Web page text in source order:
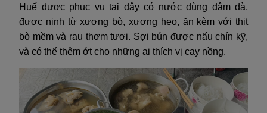
Huế được phục vụ tại đây có nước dùng đậm đà,
được ninh từ xương bò, xương heo, ăn kèm với thịt
bò mềm và rau thơm tươi. Sợi bún được nấu chín kỹ,
và có thể thêm ớt cho những ai thích vị cay nồng.